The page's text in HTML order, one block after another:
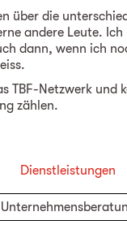
über die
andere Leute.
dann, wenn ich
TBF-Netzwerk und
zählen.
Dienstleistungen